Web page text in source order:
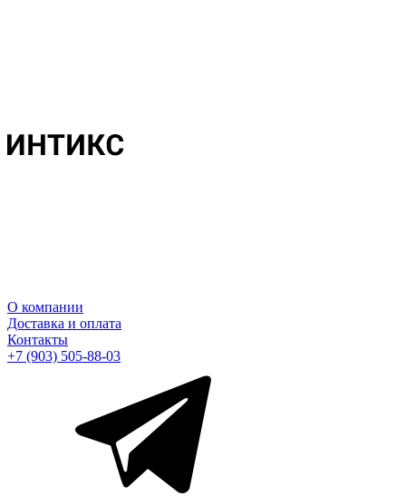
О компании
Доставка и оплата
Контакты
+7 (903) 505-88-03